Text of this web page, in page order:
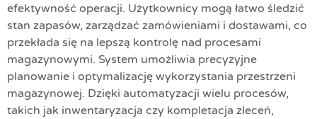
efektywność operacji. Użytkownicy mogą łatwo śledzić
stan zapasów, zarządzać zamówieniami i dostawami, co
przekłada się na lepszą kontrolę nad procesami
magazynowymi. System umożliwia precyzyjne
planowanie i optymalizację wykorzystania przestrzeni
magazynowej. Dzięki automatyzacji wielu procesów,
takich jak inwentaryzacja czy kompletacja zleceń,